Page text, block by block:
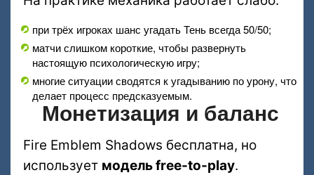
при трёх игроках шанс угадать Тень всегда 50/50;
матчи слишком короткие, чтобы развернуть
настоящую психологическую игру;
многие ситуации сводятся к угадыванию по урону, что
делает процесс предсказуемым.
Монетизация и баланс
Fire Emblem Shadows бесплатна, но
использует модель free-to-play.